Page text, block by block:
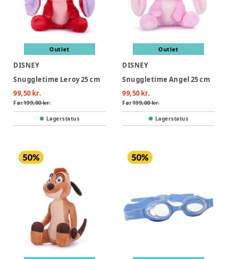
Outlet
DISNEY
Snuggletime Leroy 25 cm
99,50 kr.
Før199,00 kr.
Lagerstatus
Outlet
DISNEY
Snuggletime Angel 25 cm
99,50 kr.
Før199,00 kr.
Lagerstatus